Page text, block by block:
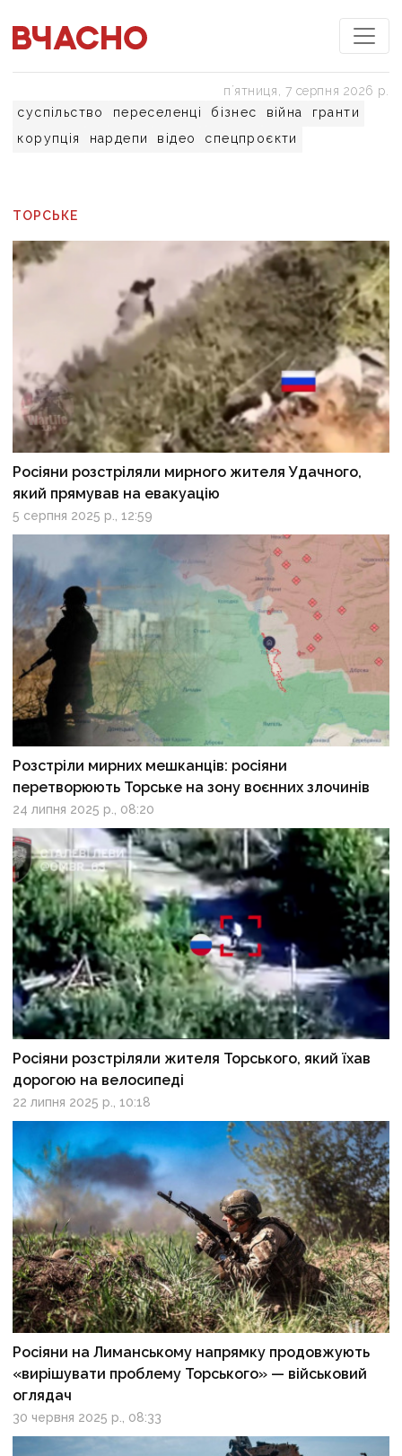
суспільство переселенці бізнес війна
гранти
корупція
нардепи відео спецпроєкти
пʼятниця, 7 серпня 2026 р.
ТОРСЬКЕ
Росіяни розстріляли мирного жителя Удачного,
який прямував на евакуацію
5 серпня 2025 р., 12:59
Розстріли мирних мешканців: росіяни
перетворюють Торське на зону воєнних злочинів
24 липня 2025 р., 08:20
Росіяни розстріляли жителя Торського, який їхав
дорогою на велосипеді
22 липня 2025 р., 10:18
Росіяни на Лиманському напрямку продовжують
«вирішувати проблему Торського» — військовий
оглядач
30 червня 2025 р., 08:33